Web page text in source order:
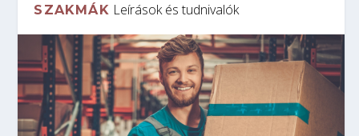
SZAKMÁK Leírások és tudnivalók